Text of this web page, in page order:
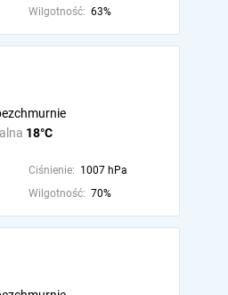
Wilgotność: 63%
18°C
Ciśnienie: 1007 hPa
Wilgotność: 70%